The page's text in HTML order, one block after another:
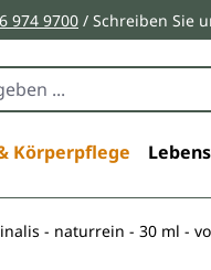
974 9700 / Schreiben Sie
Körperpflege
- naturrein - 30 ml -